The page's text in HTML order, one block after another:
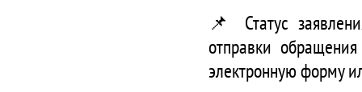
📌 Статус
отправки
электронную форму